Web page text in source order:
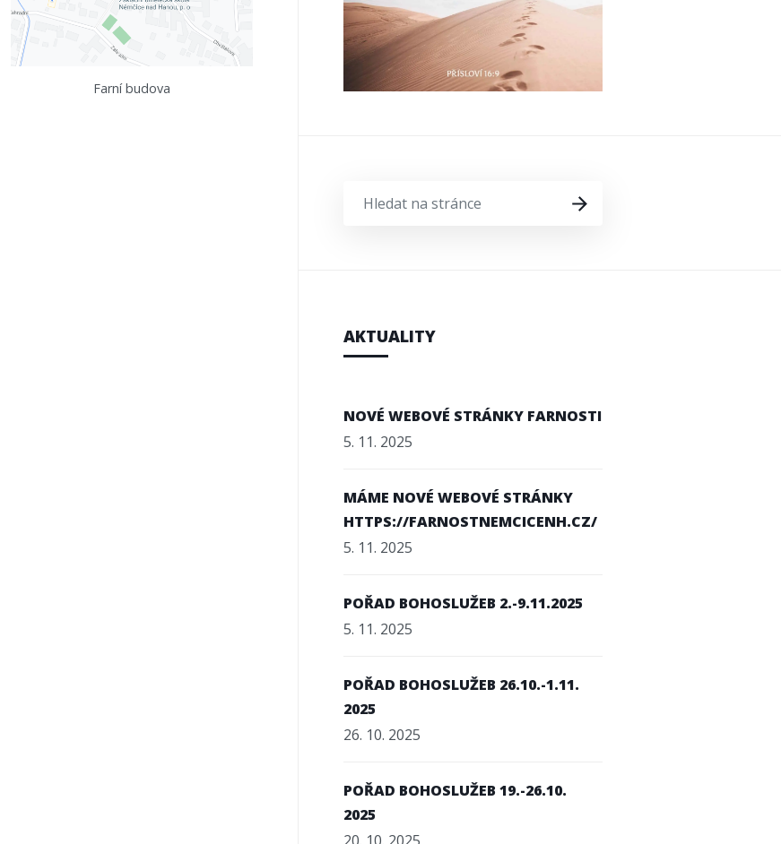
Farní budova
HLEDAT
AKTUALITY
NOVÉ WEBOVÉ STRÁNKY FARNOSTI
5. 11. 2025
MÁME NOVÉ WEBOVÉ STRÁNKY
HTTPS://FARNOSTNEMCICENH.CZ/
5. 11. 2025
POŘAD BOHOSLUŽEB 2.-9.11.2025
5. 11. 2025
POŘAD BOHOSLUŽEB 26.10.-1.11.
2025
26. 10. 2025
POŘAD BOHOSLUŽEB 19.-26.10.
2025